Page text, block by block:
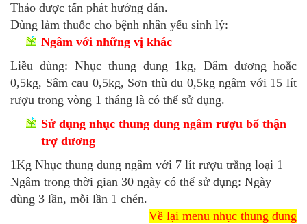
Thảo dược tấn phát hướng dẫn.
Dùng làm thuốc cho bệnh nhân yếu sinh lý:
Ngâm với những vị khác
Liều dùng: Nhục thung dung 1kg, Dâm dương hoắc
0,5kg, Sâm cau 0,5kg, Sơn thù du 0,5kg ngâm với 15 lít
rượu trong vòng 1 tháng là có thể sử dụng.
Sử dụng nhục thung dung ngâm rượu bổ thận
trợ dương
1Kg Nhục thung dung ngâm với 7 lít rượu trắng loại 1
Ngâm trong thời gian 30 ngày có thể sử dụng: Ngày
dùng 3 lần, mỗi lần 1 chén.
Về lại menu nhục thung dung